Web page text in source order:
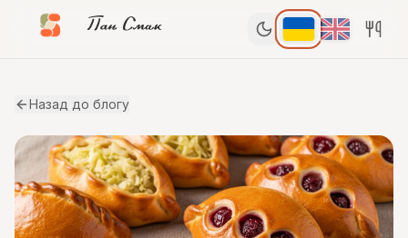
Пан Смак
Назад до блогу